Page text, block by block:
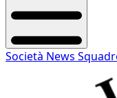
Società News